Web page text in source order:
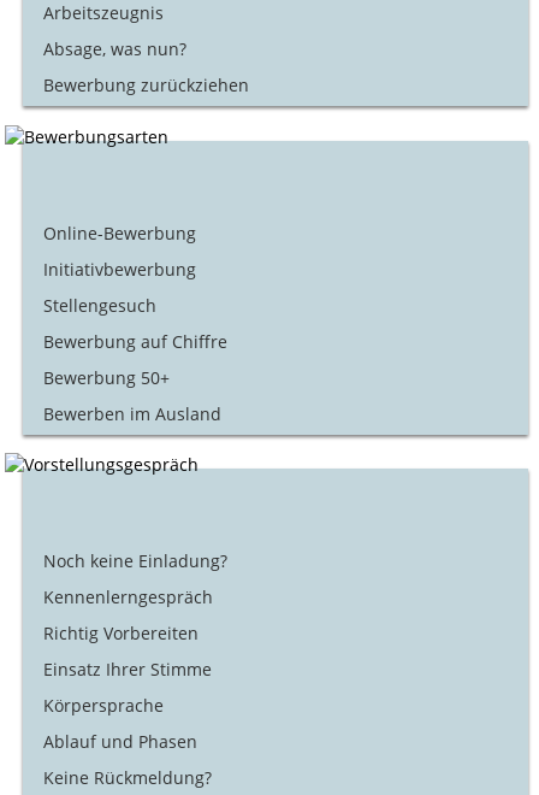
Arbeitszeugnis
Absage, was nun?
Bewerbung zurückziehen
Online-Bewerbung
Initiativbewerbung
Stellengesuch
Bewerbung auf Chiffre
Bewerbung 50+
Bewerben im Ausland
Noch keine Einladung?
Kennenlerngespräch
Richtig Vorbereiten
Einsatz Ihrer Stimme
Körpersprache
Ablauf und Phasen
Keine Rückmeldung?